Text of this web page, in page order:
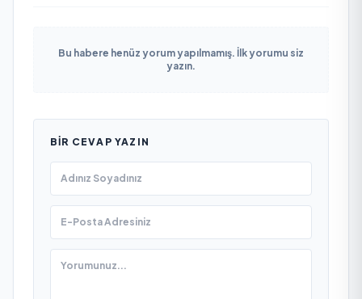
Bu habere henüz yorum yapılmamış. İlk yorumu siz
yazın.
BIR CEVAP YAZIN